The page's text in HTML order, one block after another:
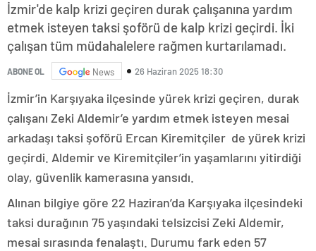
İzmir'de kalp krizi geçiren durak çalışanına yardım
etmek isteyen taksi şoförü de kalp krizi geçirdi. İki
çalışan tüm müdahalelere rağmen kurtarılamadı.
ABONE OL News 26 Haziran 2025 18:30
İzmir’in Karşıyaka ilçesinde yürek krizi geçiren, durak
çalışanı Zeki Aldemir’e yardım etmek isteyen mesai
arkadaşı taksi şoförü Ercan Kiremitçiler de yürek krizi
geçirdi. Aldemir ve Kiremitçiler’in yaşamlarını yitirdiği
olay, güvenlik kamerasına yansıdı.
Alınan bilgiye göre 22 Haziran’da Karşıyaka ilçesindeki
taksi durağının 75 yaşındaki telsizcisi Zeki Aldemir,
mesai sırasında fenalaştı. Durumu fark eden 57